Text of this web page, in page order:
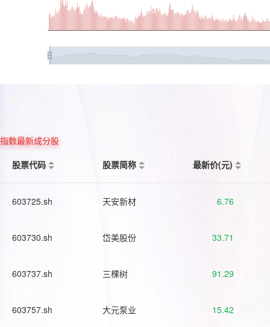
指数最新成分股
股票代码
股票简称 最新价(元)
603725.sh 天安新材 6.76
603730.sh 岱美股份 33.71
603737.sh 三棵树 91.29
603757.sh 大元泵业 15.42